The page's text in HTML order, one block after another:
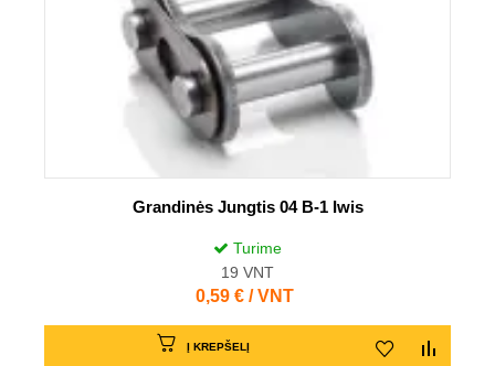
Grandinės Jungtis 04 B-1 Iwis
Turime
19 VNT
Kaina
0,59 € / VNT
Į KREPŠELĮ